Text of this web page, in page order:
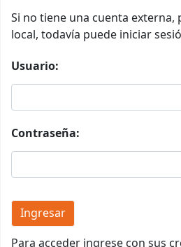
Si no tiene una cuenta
local, todavía puede iniciar
Usuario:
Contraseña: